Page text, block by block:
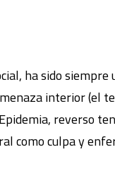
ha sido
interior (el
reverso
como culpa y